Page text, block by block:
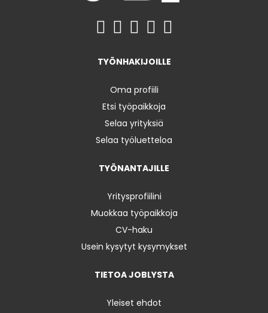
TYÖNHAKIJOILLE
Oma profiili
Etsi työpaikkoja
Selaa yrityksiä
Selaa työluetteloa
TYÖNANTAJILLE
Yritysprofiilini
Muokkaa työpaikkoja
CV-haku
Usein kysytyt kysymykset
TIETOA JOBLYSTA
Yleiset ehdot